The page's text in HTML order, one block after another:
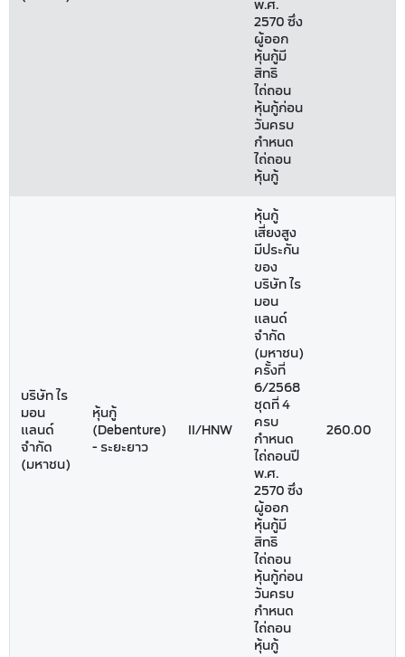
พ.ศ.
2570 ซึ่ง
ผู้ออก
หุ้นกู้มี
สิทธิ
ไถ่ถอน
หุ้นกู้ก่อน
วันครบ
กำหนด
ไถ่ถอน
หุ้นกู้
บริษัท ไร
มอน
แลนด์
จำกัด
(มหาชน)
หุ้นกู้
(Debenture)
- ระยะยาว
II/HNW
หุ้นกู้
เสี่ยงสูง
มีประกัน
ของ
บริษัท ไร
มอน
แลนด์
จำกัด
(มหาชน)
ครั้งที่
6/2568
ชุดที่ 4
ครบ
กำหนด
ไถ่ถอนปี
พ.ศ.
2570 ซึ่ง
ผู้ออก
หุ้นกู้มี
สิทธิ
ไถ่ถอน
หุ้นกู้ก่อน
วันครบ
กำหนด
ไถ่ถอน
หุ้นกู้
260.00